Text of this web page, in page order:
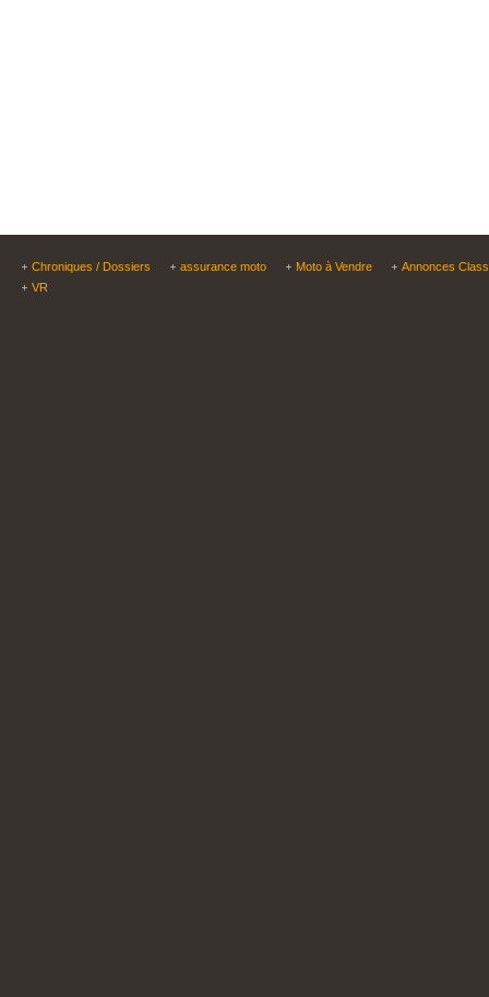
Chroniques / Dossiers assurance moto Moto à Vendre
Annonces
VR